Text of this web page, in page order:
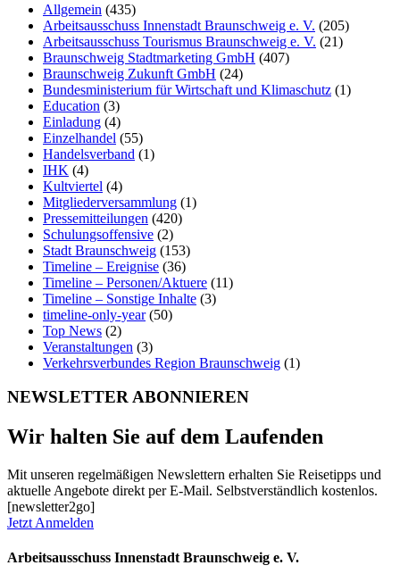
Allgemein (435)
Arbeitsausschuss Innenstadt Braunschweig e. V. (205)
Arbeitsausschuss Tourismus Braunschweig e. V. (21)
Braunschweig Stadtmarketing GmbH (407)
Braunschweig Zukunft GmbH (24)
Bundesministerium für Wirtschaft und Klimaschutz (1)
Education (3)
Einladung (4)
Einzelhandel (55)
Handelsverband (1)
IHK (4)
Kultviertel (4)
Mitgliederversammlung (1)
Pressemitteilungen (420)
Schulungsoffensive (2)
Stadt Braunschweig (153)
Timeline – Ereignise (36)
Timeline – Personen/Aktuere (11)
Timeline – Sonstige Inhalte (3)
timeline-only-year(50)
Top News (2)
Veranstaltungen (3)
Verkehrsverbundes Region Braunschweig (1)
NEWSLETTER ABONNIEREN
Wir halten Sie auf dem Laufenden
Mit unseren regelmäßigen Newslettern erhalten Sie Reisetipps und
aktuelle Angebote direkt per E-Mail. Selbstverständlich kostenlos.
[newsletter2go]
Jetzt Anmelden
Arbeitsausschuss Innenstadt Braunschweig e. V.